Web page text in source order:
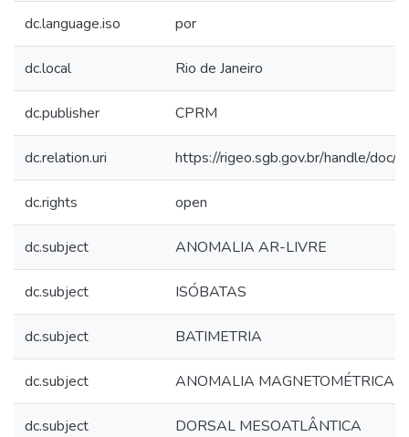
dc.language.iso por
dc.local Rio de Janeiro
dc.publisher CPRM
dc.relation.uri https://rigeo.sgb.gov.br/handle/doc/
dc.rights open
dc.subject ANOMALIA AR-LIVRE
dc.subject ISÓBATAS
dc.subject BATIMETRIA
dc.subject ANOMALIA MAGNETOMÉTRICA
dc.subject DORSAL MESOATLÂNTICA